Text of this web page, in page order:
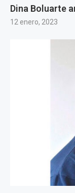
Dina Boluarte
12 enero, 2023